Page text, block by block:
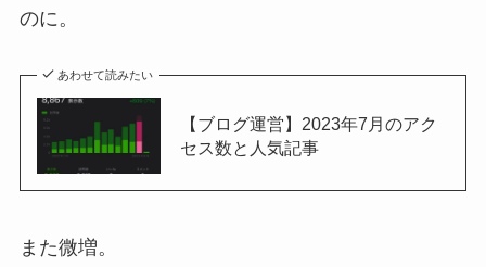
のに。
あわせて読みたい
【ブログ運営】2023年7月のアク
セス数と人気記事
また微増。